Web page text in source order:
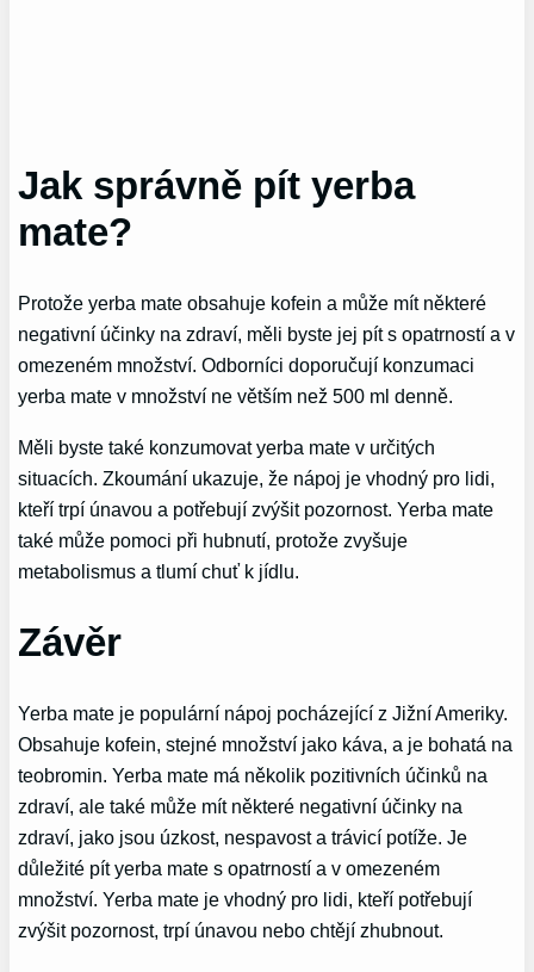
Jak správně pít yerba
mate?
Protože yerba mate obsahuje kofein a může mít některé
negativní účinky na zdraví, měli byste jej pít s opatrností a v
omezeném množství. Odborníci doporučují konzumaci
yerba mate v množství ne větším než 500 ml denně.
Měli byste také konzumovat yerba mate v určitých
situacích. Zkoumání ukazuje, že nápoj je vhodný pro lidi,
kteří trpí únavou a potřebují zvýšit pozornost. Yerba mate
také může pomoci při hubnutí, protože zvyšuje
metabolismus a tlumí chuť k jídlu.
Závěr
Yerba mate je populární nápoj pocházející z Jižní Ameriky.
Obsahuje kofein, stejné množství jako káva, a je bohatá na
teobromin. Yerba mate má několik pozitivních účinků na
zdraví, ale také může mít některé negativní účinky na
zdraví, jako jsou úzkost, nespavost a trávicí potíže. Je
důležité pít yerba mate s opatrností a v omezeném
množství. Yerba mate je vhodný pro lidi, kteří potřebují
zvýšit pozornost, trpí únavou nebo chtějí zhubnout.